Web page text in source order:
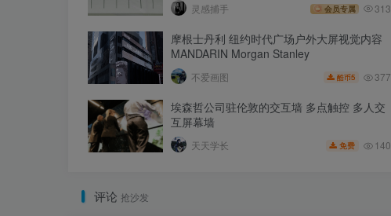
灵感捕手 会员专属 313
摩根士丹利 纽约时代广场户外大屏视觉内容
MANDARIN Morgan Stanley
不爱画图 酷币5 377
埃森哲公司驻伦敦的交互墙 多点触控 多人交
互屏幕墙
天天学长 免费 140
评论 抢沙发